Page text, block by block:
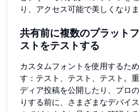
り、アクセス可能で美しくなりま
共有前に複数のプラット
ストをテストする
カスタムフォントを使用するた
す：テスト、テスト、テスト。
ディア投稿を公開したり、プロ
りする前に、さまざまなデバイ